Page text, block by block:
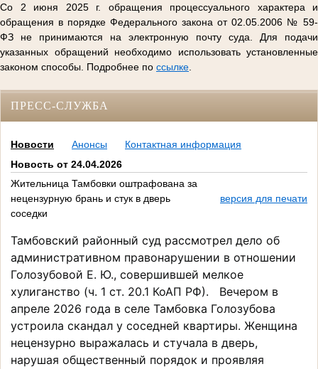
Со 2 июня 2025 г. обращения процессуального характера и
обращения в порядке Федерального закона от 02.05.2006 № 59-
ФЗ не принимаются на электронную почту суда. Для подачи
указанных обращений необходимо использовать установленные
законом способы. Подробнее по ссылке
ПРЕСС-СЛУЖБА
Новости Анонсы
Контактная информация
Новость от 24.04.2026
Жительница Тамбовки оштрафована за
нецензурную брань и стук в дверь
соседки
версия для печати
Тамбовский районный суд рассмотрел дело об
административном правонарушении в отношении
Голозубовой Е. Ю., совершившей мелкое
хулиганство (ч. 1 ст. 20.1 КоАП РФ). Вечером в
апреле 2026 года в селе Тамбовка Голозубова
устроила скандал у соседней квартиры. Женщина
нецензурно выражалась и стучала в дверь,
нарушая общественный порядок и проявляя